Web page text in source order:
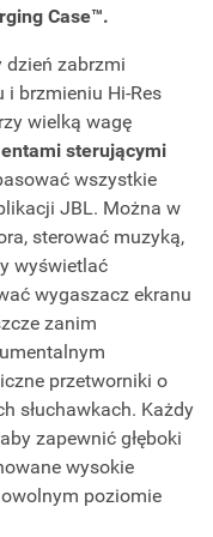
Case™.
dzień zabrzmi
i brzmieniu Hi-Res
wielką wagę
sterującymi
wszystkie
JBL. Można w
sterować muzyką,
wyświetlać
wygaszacz ekranu
zanim
przetworniki o
słuchawkach. Każdy
zapewnić głęboki
wysokie
poziomie